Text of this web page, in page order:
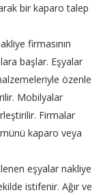
bir kaparo talep
firmasının
başlar. Eşyalar
özenle
Mobilyalar
Firmalar
kaparo veya
eşyalar nakliye
istifenir. Ağır ve